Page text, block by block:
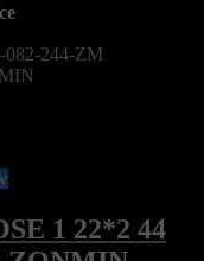
082-244-ZM
1 22*2 44